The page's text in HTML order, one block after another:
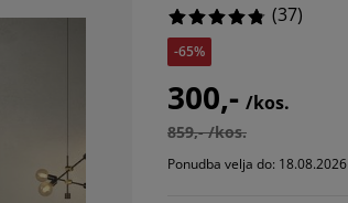
(37)
-65%
300,- /kos.
859,- /kos.
Ponudba velja do: 18.08.2026
2.7027027027027026%